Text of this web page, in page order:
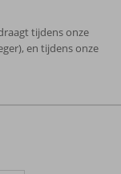
tijdens onze
en tijdens onze